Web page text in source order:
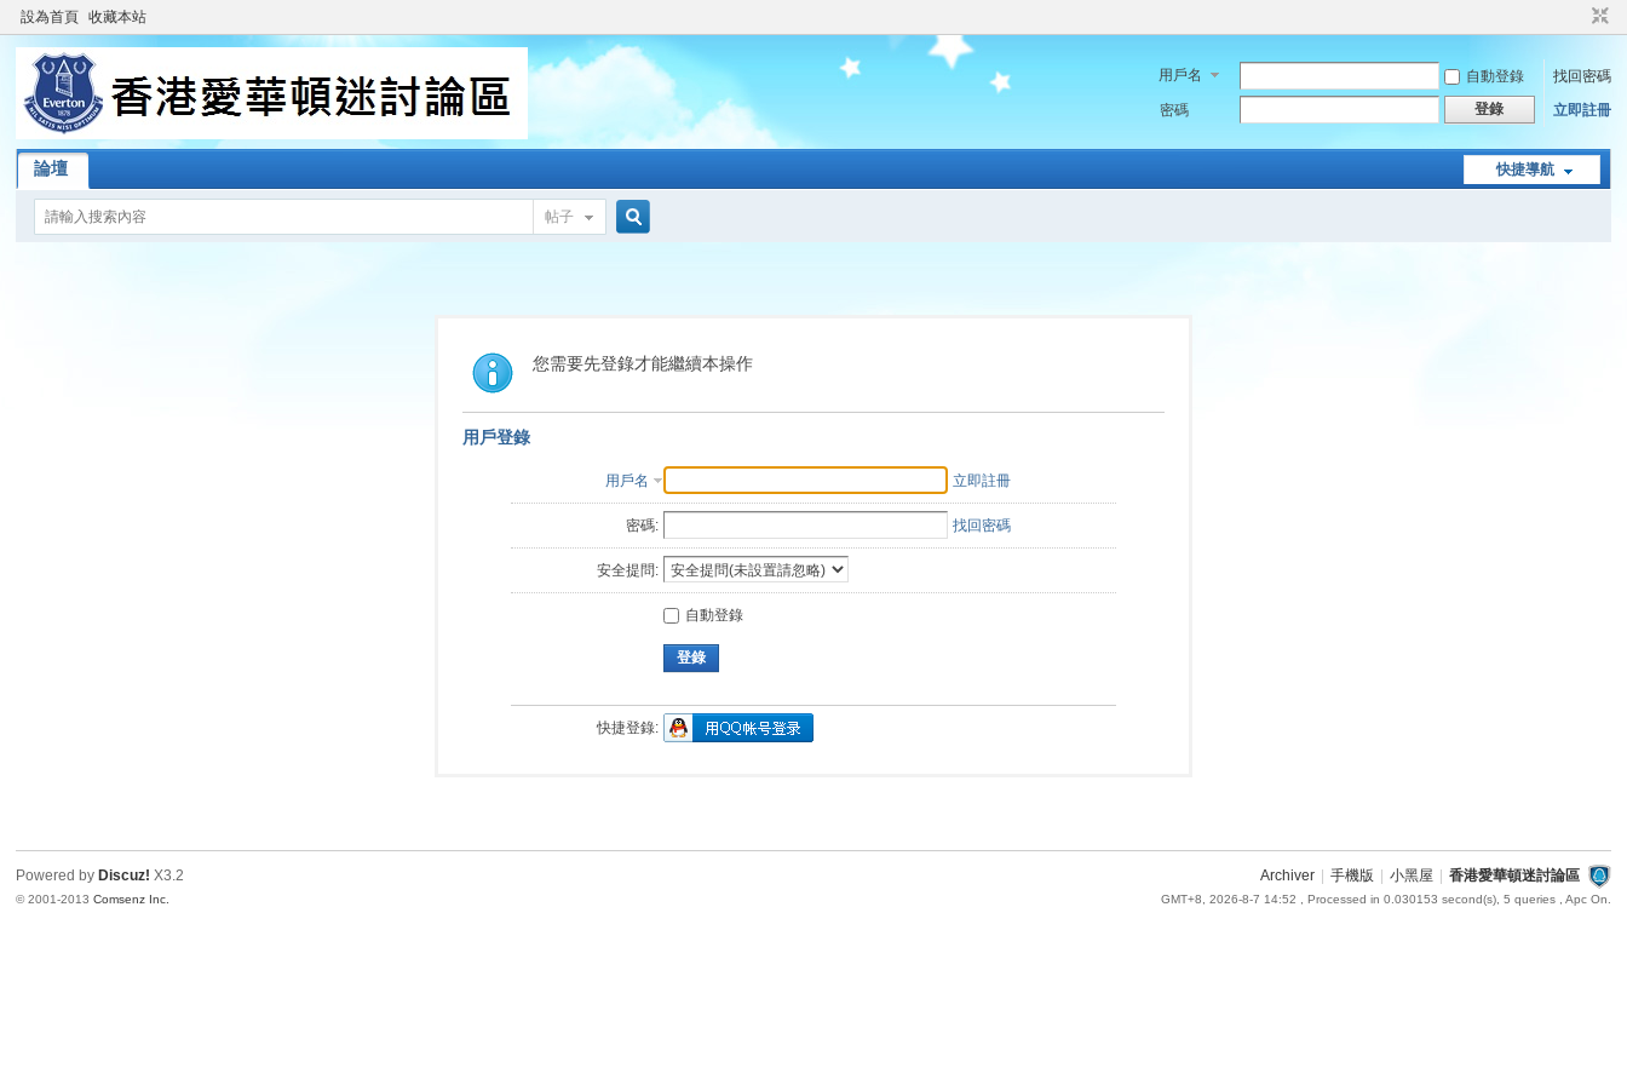
設為首頁 收藏本站
用戶名 自動登錄
找回密碼
密碼
登錄 立即註冊
快捷導航
論壇
帖子
索
您需要先登錄才能繼續本操作
用戶登錄
用戶名 立即註冊
密碼: 找回密碼
安全提問:
自動登錄
登錄
快捷登錄:
Archiver 手機版 小黑屋 香港愛華頓迷討論區
GMT+8, 2026-8-7 14:52 , Processed in 0.030153 second(s), 5 queries , Apc On.
Powered by Discuz! X3.2
© 2001-2013Comsenz Inc.